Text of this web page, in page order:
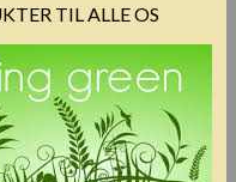
TIL ALLE OS